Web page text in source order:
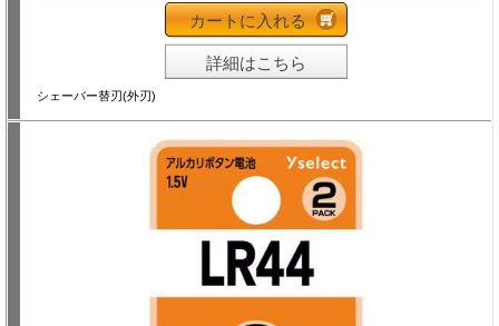
カートに入れる
詳細はこちら
シェーバー替刃(外刃)